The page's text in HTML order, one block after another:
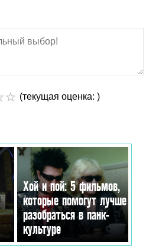
(текущая оценка: )
Хой и пой: 5 фильмов,
которые помогут лучше
разобраться в панк-
культуре